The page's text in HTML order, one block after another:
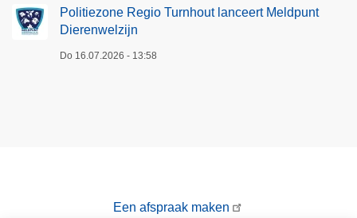
Politiezone Regio Turnhout lanceert Meldpunt
Dierenwelzijn
Do 16.07.2026 - 13:58
Een afspraak maken